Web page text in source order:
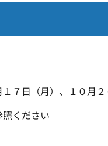
７日（月）、１０月
ください